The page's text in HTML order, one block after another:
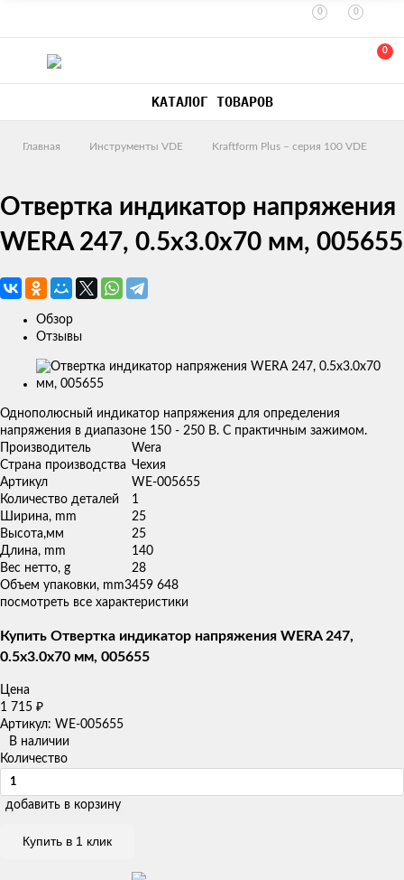
0 0
0
КАТАЛОГ ТОВАРОВ
Главная Инструменты VDE Kraftform Plus – серия 100 VDE
Отвертка индикатор напряжения
WERA 247, 0.5x3.0x70 мм, 005655
Обзор
Отзывы
Изображения
Однополюсный индикатор напряжения для определения
напряжения в диапазоне 150 - 250 В. С практичным зажимом.
Производитель
Wera
Страна производства Чехия
Артикул
WE-005655
Количество деталей
1
Ширина, mm
25
Высота,мм
25
Длина, mm
140
Вес нетто, g
28
Объем упаковки, mm3459 648
посмотреть все характеристики
Купить Отвертка индикатор напряжения WERA 247,
0.5x3.0x70 мм, 005655
Цена
1 715 ₽
Артикул: WE-005655
В наличии
Количество
добавить в корзину
Купить в 1 клик